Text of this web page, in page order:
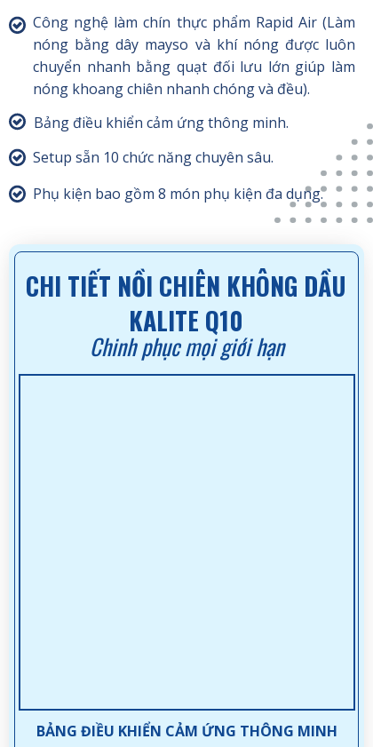
Công nghệ làm chín thực phẩm Rapid Air (Làm
nóng bằng dây mayso và khí nóng được luôn
chuyển nhanh bằng quạt đối lưu lớn giúp làm
nóng khoang chiên nhanh chóng và đều).
Bảng điều khiển cảm ứng thông minh.
Setup sẵn 10 chức năng chuyên sâu.
Phụ kiện bao gồm 8 món phụ kiện đa dụng.
CHI TIẾT NỒI CHIÊN KHÔNG DẦU
KALITE Q10
Chinh phục mọi giới hạn
BẢNG ĐIỀU KHIỂN CẢM ỨNG THÔNG MINH